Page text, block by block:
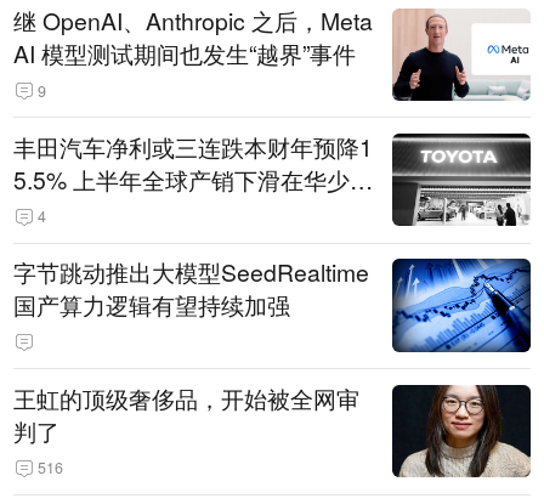
继 OpenAI、Anthropic 之后，Meta
AI 模型测试期间也发生“越界”事件
9
丰田汽车净利或三连跌本财年预降1
5.5% 上半年全球产销下滑在华少卖
14.3万辆
4
字节跳动推出大模型SeedRealtime
国产算力逻辑有望持续加强
王虹的顶级奢侈品，开始被全网审
判了
516